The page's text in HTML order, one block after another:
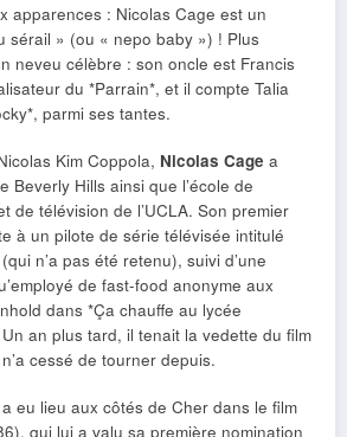
apparences : Nicolas Cage est un
sérail » (ou « nepo baby ») ! Plus
neveu célèbre : son oncle est Francis
du *Parrain*, et il compte Talia
parmi ses tantes.
Kim Coppola, Nicolas Cage a
Beverly Hills ainsi que l’école de
de télévision de l’UCLA. Son premier
à un pilote de série télévisée intitulé
n’a pas été retenu), suivi d’une
de fast-food anonyme aux
dans *Ça chauffe au lycée
an plus tard, il tenait la vedette du film
cessé de tourner depuis.
eu lieu aux côtés de Cher dans le film
qui lui a valu sa première nomination